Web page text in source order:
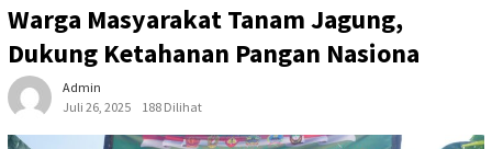
Warga Masyarakat Tanam Jagung,
Dukung Ketahanan Pangan Nasiona
Admin
Juli 26, 2025
188 Dilihat